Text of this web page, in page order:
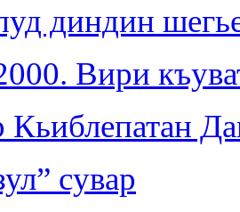
диндин
Вири
Кьиблепатан
сувар